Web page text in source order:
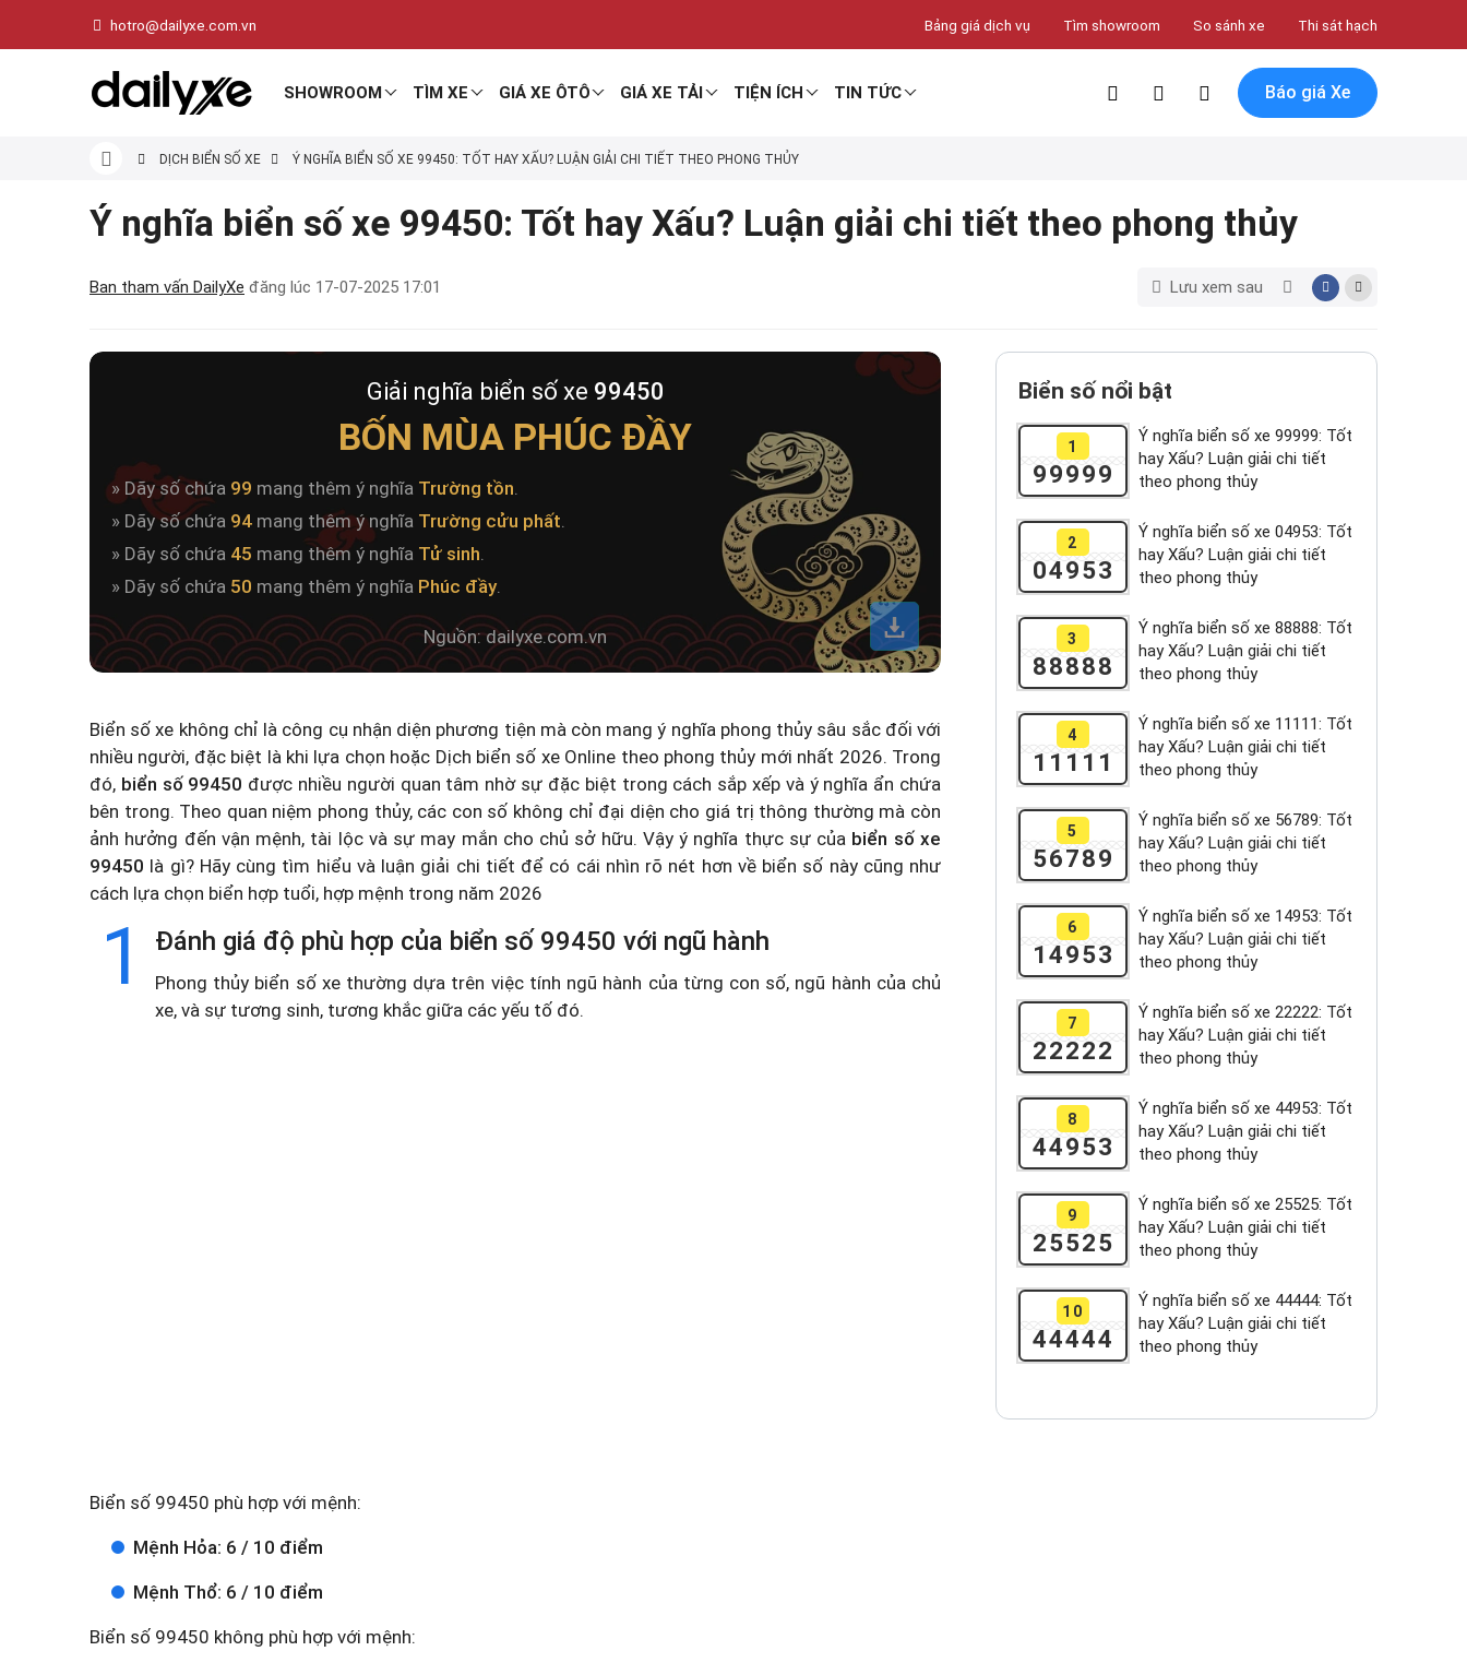
hotro@dailyxe.com.vn Bảng giá dịch vụ Tìm showroom So sánh xe Thi sát hạch
SHOWROOM TÌM XE GIÁ XE ÔTÔ GIÁ XE TẢI TIỆN ÍCH TIN TỨC Báo giá Xe
DỊCH BIỂN SỐ XE Ý NGHĨA BIỂN SỐ XE 99450: TỐT HAY XẤU? LUẬN GIẢI CHI TIẾT THEO PHONG THỦY
Ý nghĩa biển số xe 99450: Tốt hay Xấu? Luận giải chi tiết theo phong thủy
Ban tham vấn DailyXe đăng lúc 17-07-2025 17:01 Lưu xem sau
Giải nghĩa biển số xe 99450
BỐN MÙA PHÚC ĐẦY
» Dãy số chứa 99 mang thêm ý nghĩa Trường tồn.
» Dãy số chứa 94 mang thêm ý nghĩa Trường cửu phất.
» Dãy số chứa 45 mang thêm ý nghĩa Tử sinh.
» Dãy số chứa 50 mang thêm ý nghĩa Phúc đầy.
Nguồn: dailyxe.com.vn
Biển số xe không chỉ là công cụ nhận diện phương tiện mà còn mang ý nghĩa phong thủy sâu sắc đối với
nhiều người, đặc biệt là khi lựa chọn hoặc Dịch biển số xe Online theo phong thủy mới nhất 2026. Trong
đó, biển số 99450 được nhiều người quan tâm nhờ sự đặc biệt trong cách sắp xếp và ý nghĩa ẩn chứa
bên trong. Theo quan niệm phong thủy, các con số không chỉ đại diện cho giá trị thông thường mà còn
ảnh hưởng đến vận mệnh, tài lộc và sự may mắn cho chủ sở hữu. Vậy ý nghĩa thực sự của biển số xe
99450 là gì? Hãy cùng tìm hiểu và luận giải chi tiết để có cái nhìn rõ nét hơn về biển số này cũng như
cách lựa chọn biển hợp tuổi, hợp mệnh trong năm 2026
1 Đánh giá độ phù hợp của biển số 99450 với ngũ hành
Phong thủy biển số xe thường dựa trên việc tính ngũ hành của từng con số, ngũ hành của chủ
xe, và sự tương sinh, tương khắc giữa các yếu tố đó.
Biển số 99450 phù hợp với mệnh:
Mệnh Hỏa: 6 / 10 điểm
Mệnh Thổ: 6 / 10 điểm
Biển số 99450 không phù hợp với mệnh:
Biển số nổi bật
1
99999
Ý nghĩa biển số xe 99999: Tốt
hay Xấu? Luận giải chi tiết
theo phong thủy
2
04953
Ý nghĩa biển số xe 04953: Tốt
hay Xấu? Luận giải chi tiết
theo phong thủy
3
88888
Ý nghĩa biển số xe 88888: Tốt
hay Xấu? Luận giải chi tiết
theo phong thủy
4
11111
Ý nghĩa biển số xe 11111: Tốt
hay Xấu? Luận giải chi tiết
theo phong thủy
5
56789
Ý nghĩa biển số xe 56789: Tốt
hay Xấu? Luận giải chi tiết
theo phong thủy
6
14953
Ý nghĩa biển số xe 14953: Tốt
hay Xấu? Luận giải chi tiết
theo phong thủy
7
22222
Ý nghĩa biển số xe 22222: Tốt
hay Xấu? Luận giải chi tiết
theo phong thủy
8
44953
Ý nghĩa biển số xe 44953: Tốt
hay Xấu? Luận giải chi tiết
theo phong thủy
9
25525
Ý nghĩa biển số xe 25525: Tốt
hay Xấu? Luận giải chi tiết
theo phong thủy
10
44444
Ý nghĩa biển số xe 44444: Tốt
hay Xấu? Luận giải chi tiết
theo phong thủy